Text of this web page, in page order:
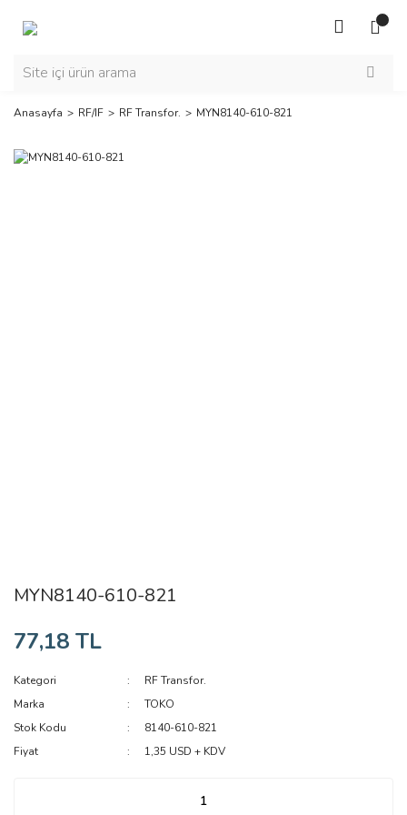
Anasayfa RF/IF RF Transfor. MYN8140-610-821
MYN8140-610-821
77,18 TL
Kategori
RF Transfor.
Marka
TOKO
Stok Kodu
8140-610-821
Fiyat
1,35 USD + KDV